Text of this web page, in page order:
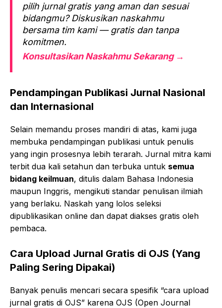
pilih jurnal gratis yang aman dan sesuai
bidangmu? Diskusikan naskahmu
bersama tim kami — gratis dan tanpa
komitmen.
Konsultasikan Naskahmu Sekarang →
Pendampingan Publikasi Jurnal Nasional
dan Internasional
Selain memandu proses mandiri di atas, kami juga
membuka pendampingan publikasi untuk penulis
yang ingin prosesnya lebih terarah. Jurnal mitra kami
terbit dua kali setahun dan terbuka untuk semua
bidang keilmuan, ditulis dalam Bahasa Indonesia
maupun Inggris, mengikuti standar penulisan ilmiah
yang berlaku. Naskah yang lolos seleksi
dipublikasikan online dan dapat diakses gratis oleh
pembaca.
Cara Upload Jurnal Gratis di OJS (Yang
Paling Sering Dipakai)
Banyak penulis mencari secara spesifik “cara upload
jurnal gratis di OJS” karena OJS (Open Journal